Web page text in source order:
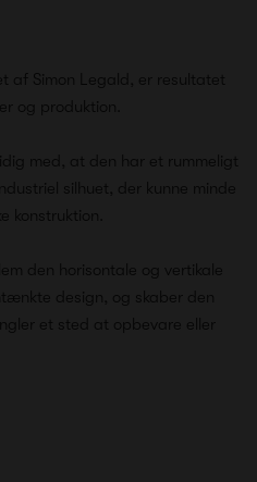
af Simon Legald, er resultatet
og produktion.
med, at den har et rummeligt
silhuet, der kunne minde
konstruktion.
den horisontale og vertikale
design, og skaber den
et sted at opbevare eller